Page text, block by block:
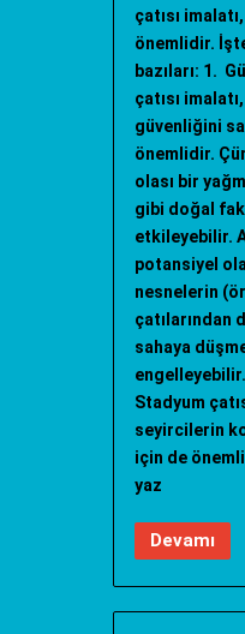
çatısı
önemlidir.
bazıları: 1.
çatısı
güvenliğini
önemlidir.
olası bir
gibi doğal
etkileyebilir.
potansiyel
nesnelerin
çatılarından
sahaya
Stadyum
seyircilerin
için de
yaz
Devamı